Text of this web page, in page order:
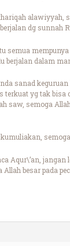
alawiyyah,
dg sunnah
semua
berjalan dalam
sanad
terkuat yg tak
saw, semoga
Aqur\’an,
Allah besar pada